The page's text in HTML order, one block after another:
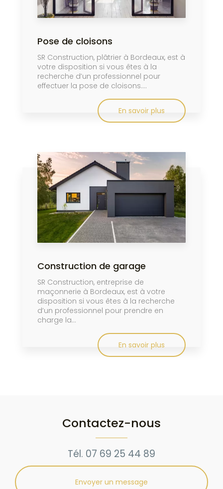
Pose de cloisons
SR Construction, plâtrier à Bordeaux, est à
votre disposition si vous êtes à la
recherche d’un professionnel pour
effectuer la pose de cloisons....
En savoir plus
Construction de garage
SR Construction, entreprise de
maçonnerie à Bordeaux, est à votre
disposition si vous êtes à la recherche
d’un professionnel pour prendre en
charge la...
En savoir plus
Contactez-nous
Tél. 07 69 25 44 89
Envoyer un message